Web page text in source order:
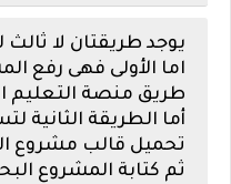
يوجد طريقتان لا
اما الأولى فهى رفع
طريق منصة التعليم
أما الطريقة الثانية
تحميل قالب مشروع
ثم كتابة المشروع